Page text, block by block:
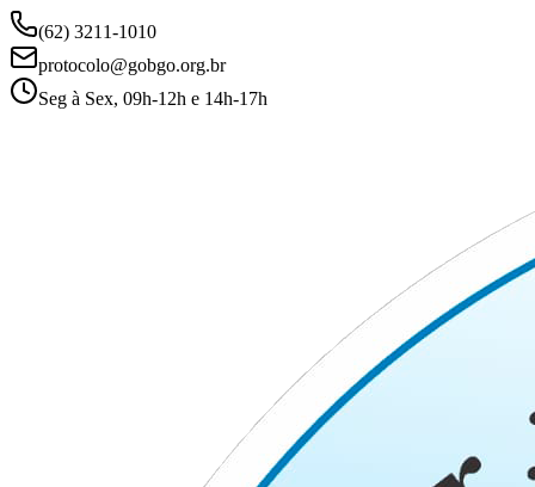
(62) 3211-1010
protocolo@gobgo.org.br
Seg à Sex, 09h-12h e 14h-17h